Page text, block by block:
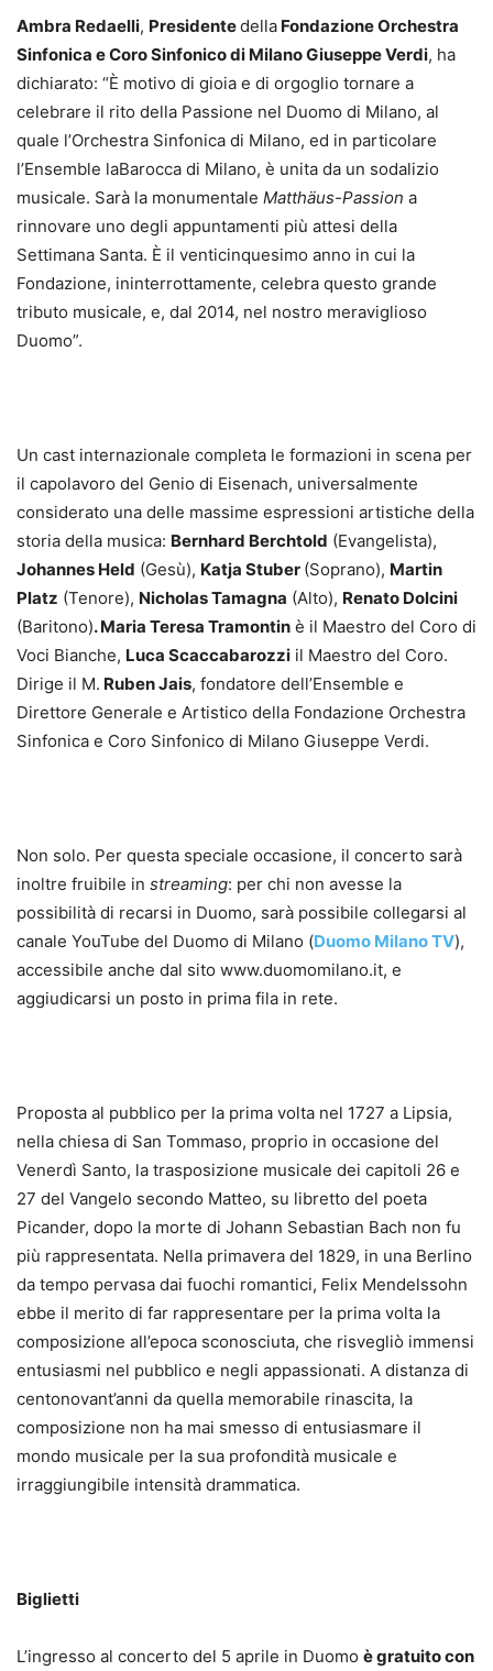
Ambra Redaelli, Presidentedella Fondazione Orchestra
Sinfonica e Coro Sinfonico di Milano Giuseppe Verdi, ha
dichiarato: “È motivo di gioia e di orgoglio tornare a
celebrare il rito della Passione nel Duomo di Milano, al
quale l’Orchestra Sinfonica di Milano, ed in particolare
l’Ensemble laBarocca di Milano, è unita da un sodalizio
musicale. Sarà la monumentale Matthäus-Passion a
rinnovare uno degli appuntamenti più attesi della
Settimana Santa. È il venticinquesimo anno in cui la
Fondazione, ininterrottamente, celebra questo grande
tributo musicale, e, dal 2014, nel nostro meraviglioso
Duomo”.
Un cast internazionale completa le formazioni in scena per
il capolavoro del Genio di Eisenach, universalmente
considerato una delle massime espressioni artistiche della
storia della musica: Bernhard Berchtold (Evangelista),
Johannes Held (Gesù), Katja Stuber (Soprano), Martin
Platz (Tenore), Nicholas Tamagna (Alto), Renato Dolcini
(Baritono). Maria Teresa Tramontin è il Maestro del Coro di
Voci Bianche, Luca Scaccabarozzi il Maestro del Coro.
Dirige il M. Ruben Jais, fondatore dell’Ensemble e
Direttore Generale e Artistico della Fondazione Orchestra
Sinfonica e Coro Sinfonico di Milano Giuseppe Verdi.
Non solo. Per questa speciale occasione, il concerto sarà
inoltre fruibile in streaming: per chi non avesse la
possibilità di recarsi in Duomo, sarà possibile collegarsi al
canale YouTube del Duomo di Milano (Duomo Milano TV),
accessibile anche dal sito www.duomomilano.it, e
aggiudicarsi un posto in prima fila in rete.
Proposta al pubblico per la prima volta nel 1727 a Lipsia,
nella chiesa di San Tommaso, proprio in occasione del
Venerdì Santo, la trasposizione musicale dei capitoli 26 e
27 del Vangelo secondo Matteo, su libretto del poeta
Picander, dopo la morte di Johann Sebastian Bach non fu
più rappresentata. Nella primavera del 1829, in una Berlino
da tempo pervasa dai fuochi romantici, Felix Mendelssohn
ebbe il merito di far rappresentare per la prima volta la
composizione all’epoca sconosciuta, che risvegliò immensi
entusiasmi nel pubblico e negli appassionati. A distanza di
centonovant’anni da quella memorabile rinascita, la
composizione non ha mai smesso di entusiasmare il
mondo musicale per la sua profondità musicale e
irraggiungibile intensità drammatica.
Biglietti
L’ingresso al concerto del 5 aprile in Duomo è gratuito con